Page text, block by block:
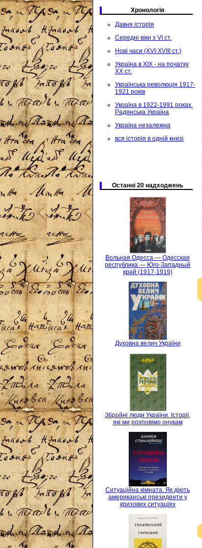
Хронологія
Давня історія
Середні віки з VI ст.
Нові часи (XVI-XVIII ст.)
Україна в XIX - на початку
XX ст.
Українська революція 1917-
1921 років
Україна в 1922-1991 роках.
Радянська Україна
Україна незалежна
вся історія в одній книзі
Останні 20 надходжень
Вольная Одесса — Одесская
республика — Юго-Западный
край (1917-1919)
Духовна велич України
Збройні люди України. Історії,
які ми розповімо онукам
Ситуаційна кімната. Як діють
американські президенти у
кризових ситуаціях